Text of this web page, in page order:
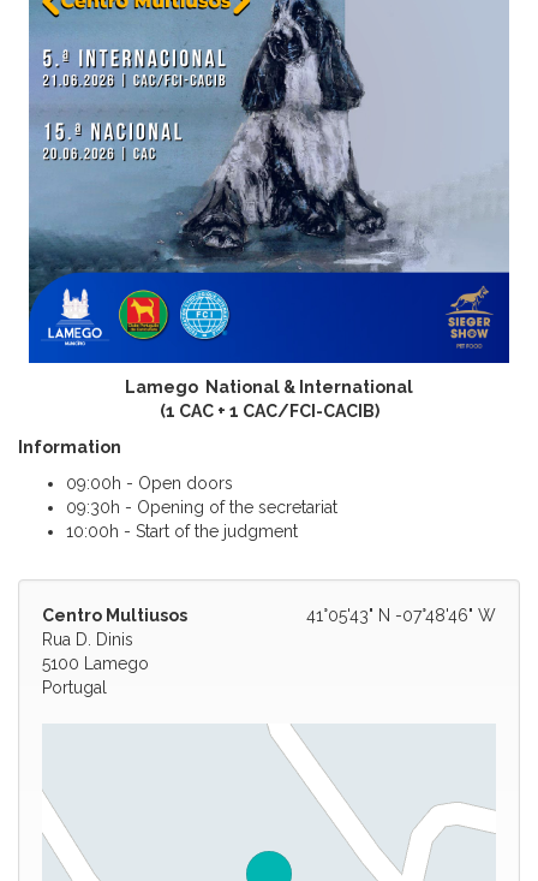
Lamego National & International
(1 CAC + 1 CAC/FCI-CACIB)
Information
09:00h - Open doors
09:30h - Opening of the secretariat
10:00h - Start of the judgment
41°05'43" N -07°48'46" W
Centro Multiusos
Rua D. Dinis
5100 Lamego
Portugal